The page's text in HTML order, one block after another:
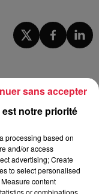
Strasbourg :
notre priorité
processing based on
and/or access
advertising; Create
to select personalised
content
or combinations
sans accepter